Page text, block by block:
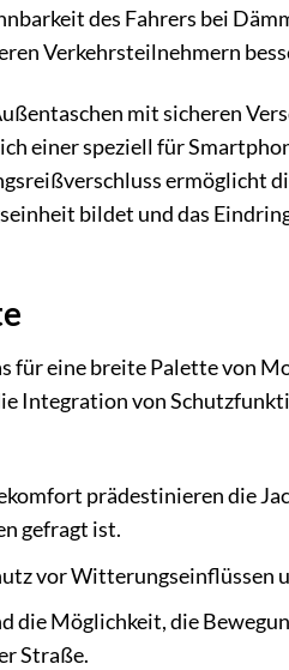
des Fahrers bei
Verkehrsteilnehmern
mit sicheren
einer speziell für
ermöglicht
bildet und das
für eine breite Palette von
von
prädestinieren die
gefragt ist.
vor Witterungseinflüssen
die Möglichkeit, die
Straße.